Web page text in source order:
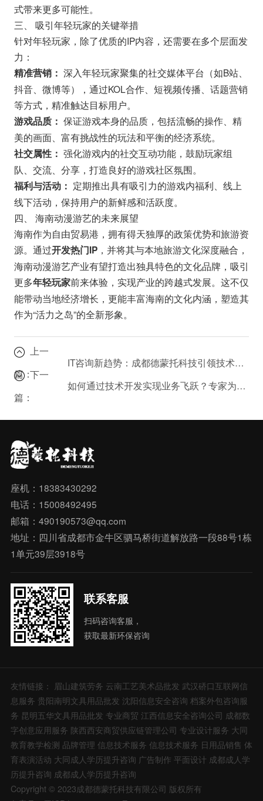
式带来更多可能性。
三、 吸引年轻玩家的关键举措
针对年轻玩家，除了优质的IP内容，还需要在多个层面发
力：
精准营销： 深入年轻玩家聚集的社交媒体平台（如B站、
抖音、微博等），通过KOL合作、短视频传播、话题营销
等方式，精准触达目标用户。
游戏品质： 保证游戏本身的品质，包括流畅的操作、精
美的画面、富有挑战性的玩法和平衡的经济系统。
社交属性： 强化游戏内的社交互动功能，鼓励玩家组
队、交流、分享，打造良好的游戏社区氛围。
福利与活动： 定期推出具有吸引力的游戏内福利、线上
线下活动，保持用户的新鲜感和活跃度。
四、 海南动漫游艺的未来展望
海南作为自由贸易港，拥有得天独厚的政策优势和旅游资
源。通过开发热门IP，并将其与本地旅游文化深度融合，
海南动漫游艺产业有望打造出独具特色的文化品牌，吸引
更多年轻玩家前来体验，实现产业的跨越式发展。这不仅
能带动当地经济增长，更能丰富海南的文化内涵，塑造其
作为“活力之岛”的全新形象。
上一
篇：
IT咨询新趋势：成都德蒙托科技引领技术革新
下一
篇：
如何通过技术开发实现业务飞跃？专家为您指点迷津。
座机：18383430292
电话：15008492495
邮箱：490190573@qq.com
地址：四川省成都市金牛区驷马桥街道解放路一段88号1栋
1单元39层3918号
联系客服
扫码咨询客服，
获取最新环保咨询
友情链接： 眉山建筑劳务 云南工艺美术品批发 武汉硚口互联网信
息服务 贵阳南明文具用品批发 沈阳信息安全咨询 档案外包咨询服
务 昆明五华文具用品批发 专业商贸 江西信息安全咨询公司 成都数
字创意应用服务 陕西西安商贸供应链管理公司 专业设计服务 大同
教育教学检测 品牌管理 信息技术服务 信息技术服务 日用品销售 体
育表演活动 大同成人学历提升咨询 广告制作 平面设计 成都成人学
历提升咨询 成都成人学历提升咨询
Copyright © 2023成都德蒙托科技有限公司 版权所有